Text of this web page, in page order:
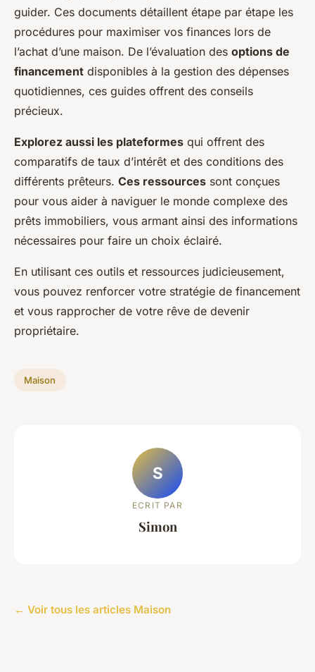
guider. Ces documents détaillent étape par étape les
procédures pour maximiser vos finances lors de
l’achat d’une maison. De l’évaluation des options de
financement disponibles à la gestion des dépenses
quotidiennes, ces guides offrent des conseils
précieux.
Explorez aussi les plateformes qui offrent des
comparatifs de taux d’intérêt et des conditions des
différents prêteurs. Ces ressources sont conçues
pour vous aider à naviguer le monde complexe des
prêts immobiliers, vous armant ainsi des informations
nécessaires pour faire un choix éclairé.
En utilisant ces outils et ressources judicieusement,
vous pouvez renforcer votre stratégie de financement
et vous rapprocher de votre rêve de devenir
propriétaire.
Maison
S
ECRIT PAR
Simon
← Voir tous les articles Maison